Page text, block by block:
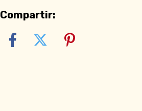
Compartir: